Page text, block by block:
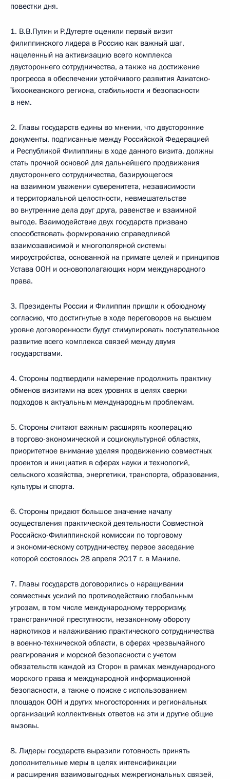
повестки дня.
1. В.В.Путин и Р.Дутерте оценили первый визит
филиппинского лидера в Россию как важный шаг,
нацеленный на активизацию всего комплекса
двустороннего сотрудничества, а также на достижение
прогресса в обеспечении устойчивого развития Азиатско-
Тихоокеанского региона, стабильности и безопасности
в нем.
2. Главы государств едины во мнении, что двусторонние
документы, подписанные между Российской Федерацией
и Республикой Филиппины в ходе данного визита, должны
стать прочной основой для дальнейшего продвижения
двустороннего сотрудничества, базирующегося
на взаимном уважении суверенитета, независимости
и территориальной целостности, невмешательстве
во внутренние дела друг друга, равенстве и взаимной
выгоде. Взаимодействие двух государств призвано
способствовать формированию справедливой
взаимозависимой и многополярной системы
мироустройства, основанной на примате целей и принципов
Устава ООН и основополагающих норм международного
права.
3. Президенты России и Филиппин пришли к обоюдному
согласию, что достигнутые в ходе переговоров на высшем
уровне договоренности будут стимулировать поступательное
развитие всего комплекса связей между двумя
государствами.
4. Стороны подтвердили намерение продолжить практику
обменов визитами на всех уровнях в целях сверки
подходов к актуальным международным проблемам.
5. Стороны считают важным расширять кооперацию
в торгово-экономической и социокультурной областях,
приоритетное внимание уделяя продвижению совместных
проектов и инициатив в сферах науки и технологий,
сельского хозяйства, энергетики, транспорта, образования,
культуры и спорта.
6. Стороны придают большое значение началу
осуществления практической деятельности Совместной
Российско-Филиппинской комиссии по торговому
и экономическому сотрудничеству, первое заседание
которой состоялось 28 апреля 2017 г. в Маниле.
7. Главы государств договорились о наращивании
совместных усилий по противодействию глобальным
угрозам, в том числе международному терроризму,
трансграничной преступности, незаконному обороту
наркотиков и налаживанию практического сотрудничества
в военно-технической области, в сферах чрезвычайного
реагирования и морской безопасности с учетом
обязательств каждой из Сторон в рамках международного
морского права и международной информационной
безопасности, а также о поиске с использованием
площадок ООН и других многосторонних и региональных
организаций коллективных ответов на эти и другие общие
вызовы.
8. Лидеры государств выразили готовность принять
дополнительные меры в целях интенсификации
и расширения взаимовыгодных межрегиональных связей,